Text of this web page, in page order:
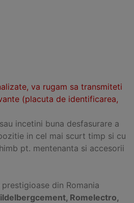
va rugam sa transmiteti
(placuta de identificarea,
incetini buna desfasurare a
in cel mai scurt timp si cu
pt. mentenanta si accesorii
din Romania
Romelectro,